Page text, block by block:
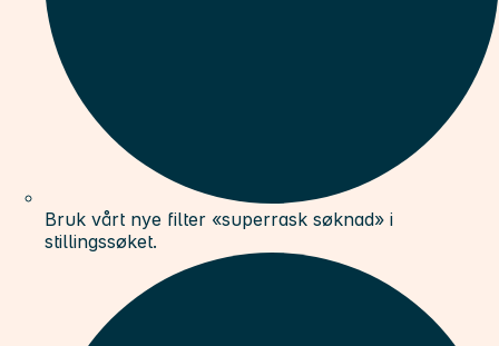
Bruk vårt nye filter «superrask søknad» i
stillingssøket.